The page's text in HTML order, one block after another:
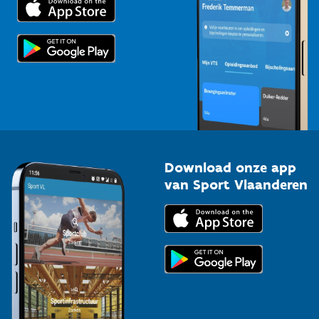
Topsporters
Voor de pers
Download onze app
van Sport Vlaanderen